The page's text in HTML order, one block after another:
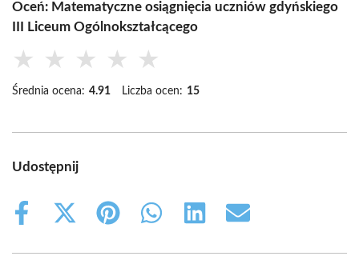
Oceń: Matematyczne osiągnięcia uczniów gdyńskiego
III Liceum Ogólnokształcącego
★ ★ ★ ★ ★
Średnia ocena: 4.91 Liczba ocen: 15
Udostępnij
Share
Share
(Twitter)
Share
Share
Share
Share